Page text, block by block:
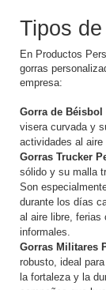
Tipos
En Productos
gorras
empresa:
Gorra de Béisbol
visera curvada y
actividades al aire
Gorras Trucker
sólido y su malla
Son
durante los días
al aire libre, ferias
informales.
Gorras Militares
robusto, ideal
la fortaleza y la